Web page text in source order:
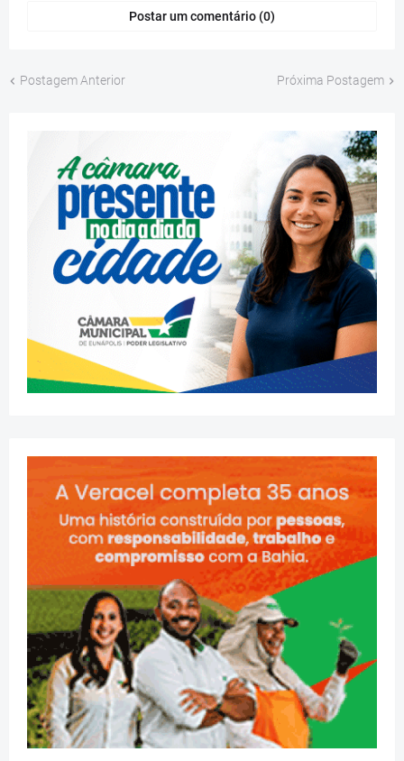
Postar um comentário (0)
Postagem Anterior Próxima Postagem